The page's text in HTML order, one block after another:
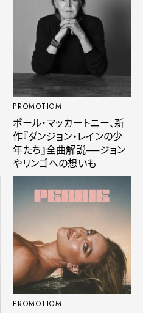
PROMOTIOM
ポール・マッカートニー、新
作『ダンジョン・レインの少
年たち』全曲解説──ジョン
やリンゴへの想いも
PROMOTIOM